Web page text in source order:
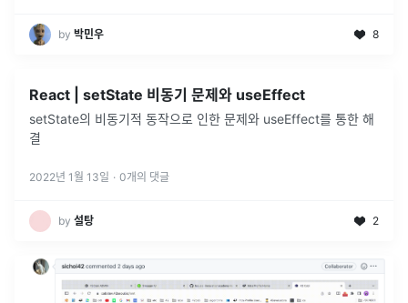
by 박민우 8
React | setState 비동기 문제와 useEffect
setState의 비동기적 동작으로 인한 문제와 useEffect를 통한 해
결
2022년 1월 13일 · 0개의 댓글
by 설탕 2